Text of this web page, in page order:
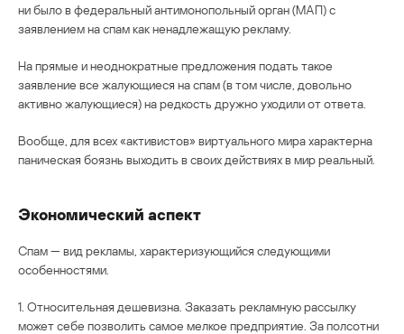
ни было в федеральный антимонопольный орган (МАП) с
заявлением на спам как ненадлежащую рекламу.
На прямые и неоднократные предложения подать такое
заявление все жалующиеся на спам (в том числе, довольно
активно жалующиеся) на редкость дружно уходили от ответа.
Вообще, для всех «активистов» виртуального мира характерна
паническая боязнь выходить в своих действиях в мир реальный.
Экономический аспект
Спам — вид рекламы, характеризующийся следующими
особенностями.
1. Относительная дешевизна. Заказать рекламную рассылку
может себе позволить самое мелкое предприятие. За полсотни